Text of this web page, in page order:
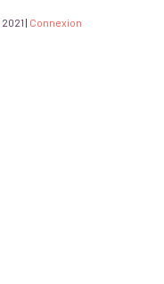
2021 | Connexion